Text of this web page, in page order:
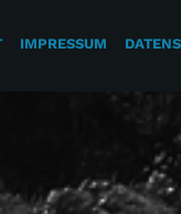
IMPRESSUM